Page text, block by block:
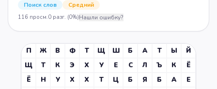
Поиск слов Средний
116 просм.0 разг. (0%)Нашли ошибку?
П Ж В Ф Т Щ Ш Б А Т Ы
Й
Щ
Т К Э Х У Е С Л Ъ К
Ё
Ё
Н У Х Х Т Ц Б Я Б А
Е